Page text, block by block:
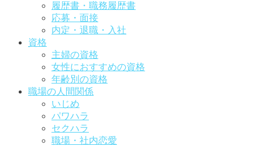
履歴書・職務履歴書
応募・面接
内定・退職・入社
資格
主婦の資格
女性におすすめの資格
年齢別の資格
職場の人間関係
いじめ
パワハラ
セクハラ
職場・社内恋愛